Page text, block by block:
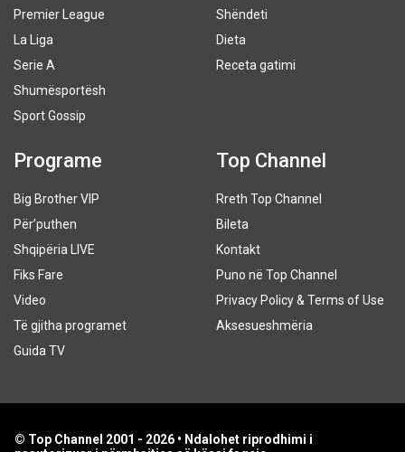
Premier League
La Liga
Serie A
Shumësportësh
Sport Gossip
Shëndeti
Dieta
Receta gatimi
Programe
Big Brother VIP
Për’puthen
Shqipëria LIVE
Fiks Fare
Video
Të gjitha programet
Guida TV
Top Channel
Rreth Top Channel
Bileta
Kontakt
Puno në Top Channel
Privacy Policy & Terms of Use
Aksesueshmëria
© Top Channel 2001 - 2026 • Ndalohet riprodhimi i